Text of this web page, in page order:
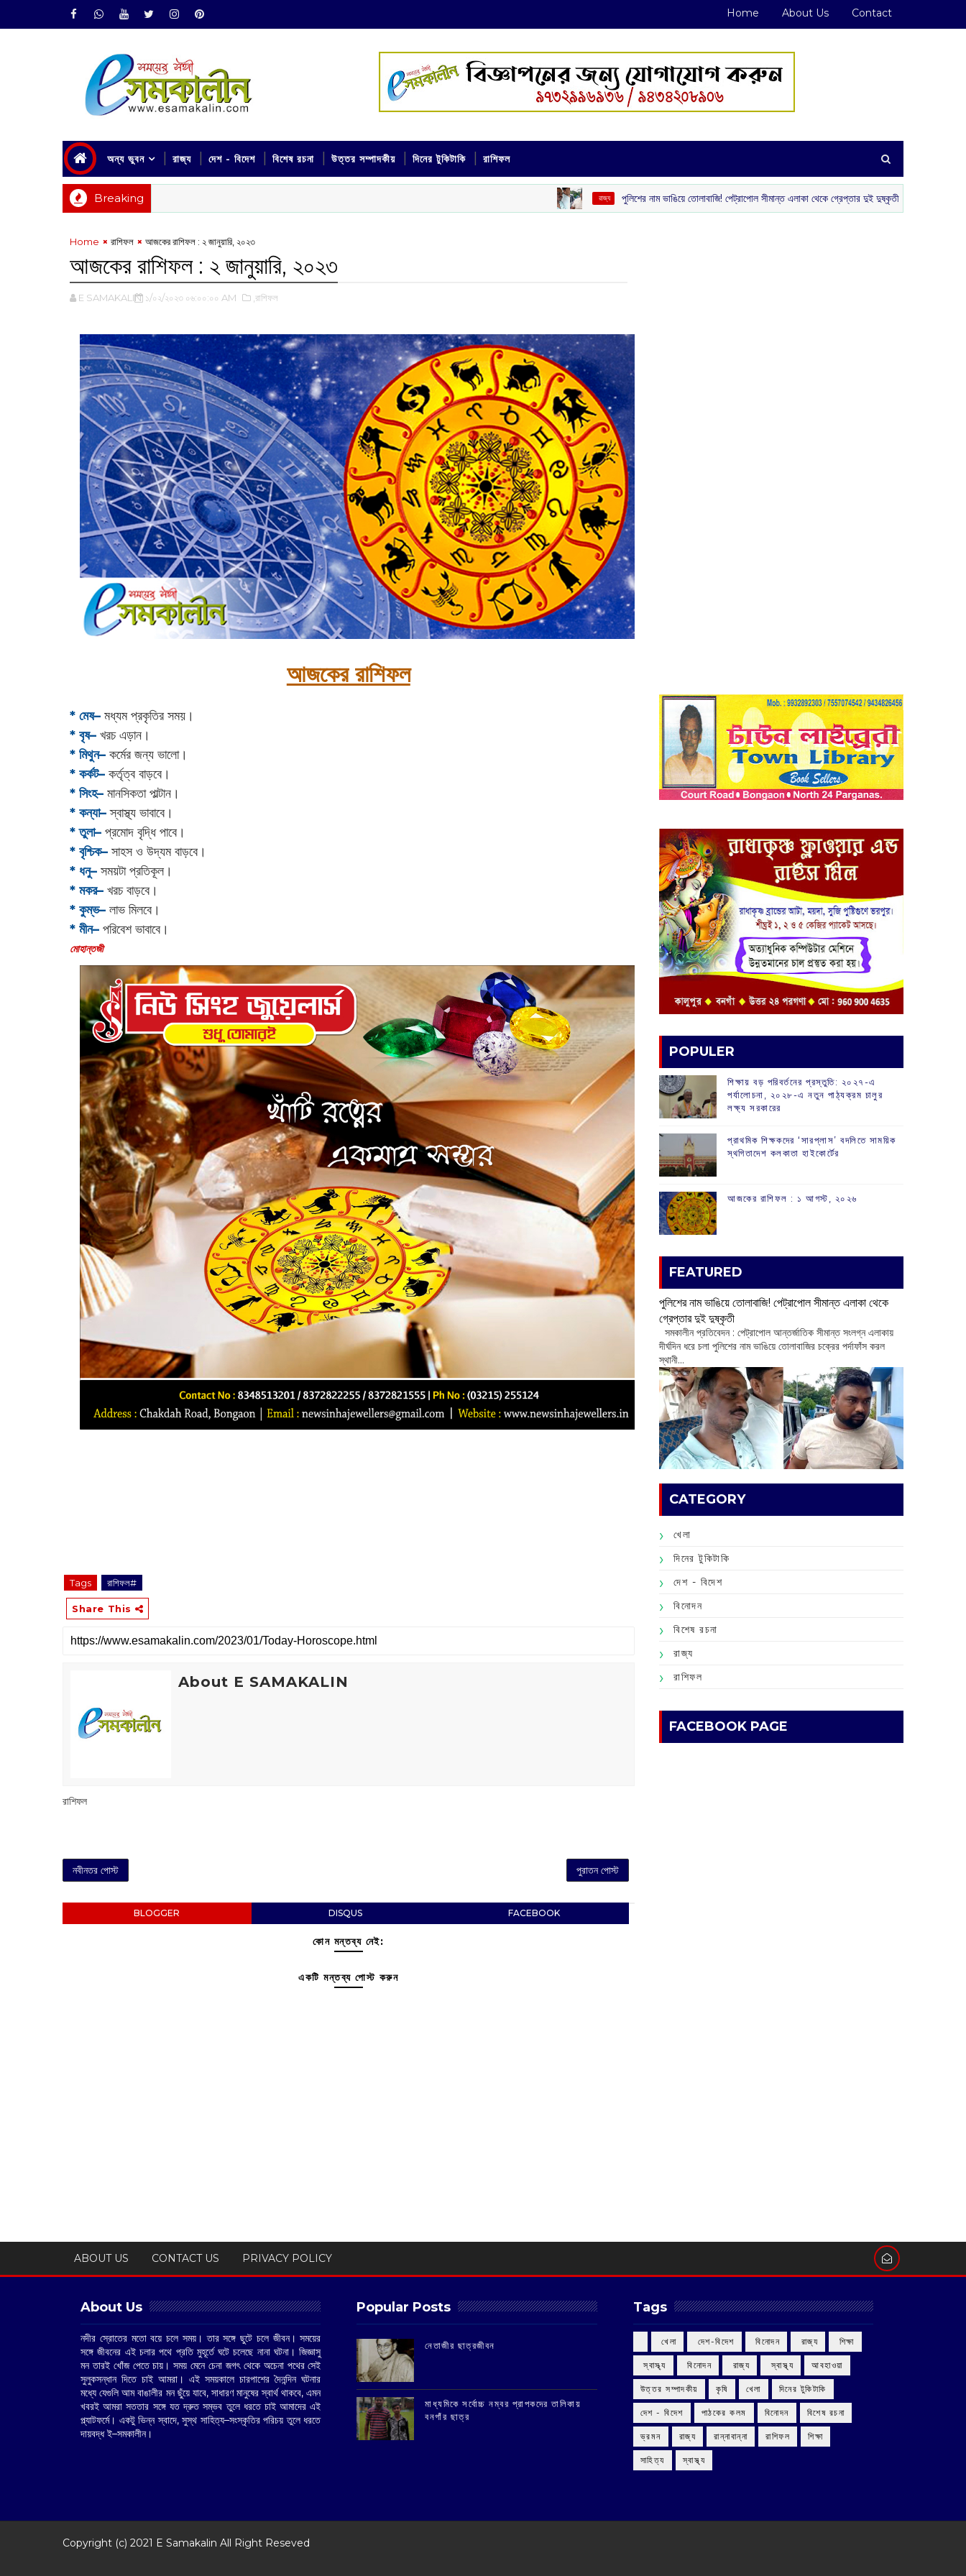
Home About Us Contact
অন্য ভুবন রাজ্য দেশ - বিদেশ বিশেষ রচনা উত্তর সম্পাদকীয় দিনের টুকিটাকি রাশিফল
Breaking ‌ রাজ্য পুলিশের নাম ভাঙিয়ে তোলাবাজি! পেট্রাপোল সীমান্ত এলাকা থেকে গ্রেপ্তার দুই দুষ্কৃতী
Home রাশিফল আজকের রাশিফল : ২ জানুয়ারি, ২০২৩
আজকের রাশিফল : ২ জানুয়ারি, ২০২৩
E SAMAKALIN ১/০২/২০২৩ ০৬:০০:০০ AM ,রাশিফল
আজকের রাশিফল
* মেষ– মধ্যম প্রকৃতির সময়।
* বৃষ– খরচ এড়ান।
* মিথুন– কর্মের জন্য ভালো।
* কর্কট– কর্তৃত্ব বাড়বে।
* সিংহ– মানসিকতা পাল্টান।
* কন্যা–স্বাস্থ্য ভাবাবে।
* তুলা– প্রমোদ বৃদ্ধি পাবে।
* বৃশ্চিক– সাহস ও উদ্যম বাড়বে।
* ধনু– সময়টা প্রতিকূল।
* মকর– খরচ বাড়বে।‌
* কুম্ভ– লাভ মিলবে।
* মীন– পরিবেশ ভাবাবে।
‌মোহান্তজী‌‌‌‌‌‌‌‌‌‌‌‌‌‌‌‌‌
Tags রাশিফল#
Share This
About E SAMAKALIN
রাশিফল
নবীনতর পোস্ট পুরাতন পোস্ট
BLOGGER DISQUS FACEBOOK
কোন মন্তব্য নেই:
একটি মন্তব্য পোস্ট করুন
POPULER
শিক্ষায় বড় পরিবর্তনের প্রস্তুতি: ২০২৭-এ
পর্যালোচনা, ২০২৮-এ নতুন পাঠ্যক্রম চালুর
লক্ষ্য সরকারের
প্রাথমিক শিক্ষকদের ‘সারপ্লাস’ বদলিতে সাময়িক
স্থগিতাদেশ কলকাতা হাইকোর্টের
আজকের রাশিফল :‌ ‌‌১ আগস্ট, ২০২৬
FEATURED
পুলিশের নাম ভাঙিয়ে তোলাবাজি! পেট্রাপোল সীমান্ত এলাকা থেকে
গ্রেপ্তার দুই দুষ্কৃতী
সমকালীন প্রতিবেদন : পেট্রাপোল আন্তর্জাতিক সীমান্ত সংলগ্ন এলাকায়
দীর্ঘদিন ধরে চলা পুলিশের নাম ভাঙিয়ে তোলাবাজির চক্রের পর্দাফাঁস করল
স্থানী...
CATEGORY
খেলা
দিনের টুকিটাকি
দেশ - বিদেশ
বিনোদন
বিশেষ রচনা
রাজ্য
রাশিফল
FACEBOOK PAGE
ABOUT US CONTACT US PRIVACY POLICY
About Us
নদীর স্রোতের মতো বয়ে চলে সময়। তার সঙ্গে ছুটে চলে জীবন। সময়ের
সঙ্গে জীবনের এই চলার পথে প্রতি মুহূর্তে ঘটে চলেছে নানা ঘটনা। জিজ্ঞাসু
মন তারই খোঁজ পেতে চায়। সময় মেনে চেনা জগৎ থেকে অচেনা পথের সেই
সুলুকসন্ধান দিতে চাই আমরা। এই সময়কালে চারপাশের দৈনন্দিন ঘটনার
মধ্যে যেগুলি আম বাঙালীর মন ছুঁয়ে যাবে, সাধারণ মানুষের স্বার্থ থাকবে, এমন
খবরই আমরা সততার সঙ্গে যত দ্রুত সম্ভব তুলে ধরতে চাই আমাদের এই
প্ল্যাটফর্মে। একটু ভিন্ন স্বাদে, সুস্থ সাহিত্য–সংস্কৃতির পরিচয় তুলে ধরতে
দায়বদ্ধ ই–সমকালীন।
Popular Posts
‌নেতাজীর ছাত্রজীবন
মাধ্যমিকে সর্বোচ্চ নম্বর প্রাপকদের তালিকায়
বনগাঁর ছাত্র
Tags
‌ খেলা ‌ দেশ-বিদেশ ‌ বিনোদন ‌ রাজ্য ‌ শিক্ষা
‌ স্বাস্থ্য ‌ বিনোদন ‌ রাজ্য ‌ স্বাস্থ্য আবহাওয়া
উত্তর সম্পাদকীয় কৃষি খেলা দিনের টুকিটাকি
দেশ - বিদেশ পাঠকের কলম বিনোদন বিশেষ রচনা
ভ্রমন রাজ্য রান্নাবান্না রাশিফল শিক্ষা
সাহিত্য স্বাস্থ্য
Copyright (c) 2021 E Samakalin All Right Reseved